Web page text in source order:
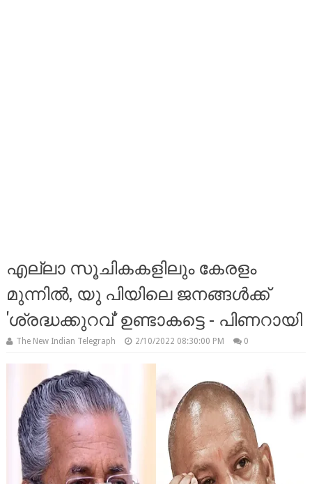
എല്ലാ സൂചികകളിലും കേരളം
മുന്നില്‍, യു പിയിലെ ജനങ്ങള്‍ക്ക്
'ശ്രദ്ധക്കുറവ്' ഉണ്ടാകട്ടെ - പിണറായി
The New Indian Telegraph 2/10/2022 08:30:00 PM 0